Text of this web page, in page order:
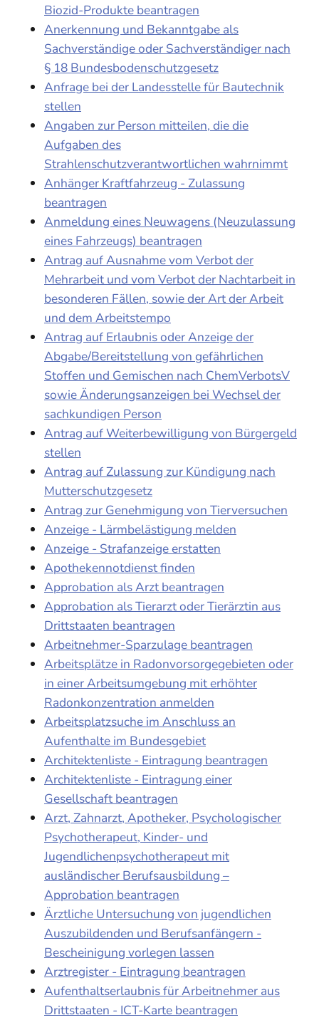
Biozid-Produkte beantragen
Anerkennung und Bekanntgabe als
Sachverständige oder Sachverständiger nach
§ 18 Bundesbodenschutzgesetz
Anfrage bei der Landesstelle für Bautechnik
stellen
Angaben zur Person mitteilen, die die
Aufgaben des
Strahlenschutzverantwortlichen wahrnimmt
Anhänger Kraftfahrzeug - Zulassung
beantragen
Anmeldung eines Neuwagens (Neuzulassung
eines Fahrzeugs) beantragen
Antrag auf Ausnahme vom Verbot der
Mehrarbeit und vom Verbot der Nachtarbeit in
besonderen Fällen, sowie der Art der Arbeit
und dem Arbeitstempo
Antrag auf Erlaubnis oder Anzeige der
Abgabe/Bereitstellung von gefährlichen
Stoffen und Gemischen nach ChemVerbotsV
sowie Änderungsanzeigen bei Wechsel der
sachkundigen Person
Antrag auf Weiterbewilligung von Bürgergeld
stellen
Antrag auf Zulassung zur Kündigung nach
Mutterschutzgesetz
Antrag zur Genehmigung von Tierversuchen
Anzeige - Lärmbelästigung melden
Anzeige - Strafanzeige erstatten
Apothekennotdienst finden
Approbation als Arzt beantragen
Approbation als Tierarzt oder Tierärztin aus
Drittstaaten beantragen
Arbeitnehmer-Sparzulage beantragen
Arbeitsplätze in Radonvorsorgegebieten oder
in einer Arbeitsumgebung mit erhöhter
Radonkonzentration anmelden
Arbeitsplatzsuche im Anschluss an
Aufenthalte im Bundesgebiet
Architektenliste - Eintragung beantragen
Architektenliste - Eintragung einer
Gesellschaft beantragen
Arzt, Zahnarzt, Apotheker, Psychologischer
Psychotherapeut, Kinder- und
Jugendlichenpsychotherapeut mit
ausländischer Berufsausbildung –
Approbation beantragen
Ärztliche Untersuchung von jugendlichen
Auszubildenden und Berufsanfängern -
Bescheinigung vorlegen lassen
Arztregister - Eintragung beantragen
Aufenthaltserlaubnis für Arbeitnehmer aus
Drittstaaten - ICT-Karte beantragen